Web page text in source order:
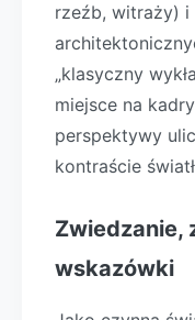
rzeźb, witraży) i
„klasyczny
miejsce na
perspektywy
kontraście
Zwiedzanie,
wskazówki